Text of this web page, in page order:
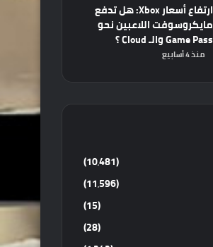
ارتفاع أسعار Xbox: هل تدفع
مايكروسوفت اللاعبين نحو
Game Pass والـ Cloud ؟
منذ 4 أسابيع
(10٬481)
(11٬596)
(15)
(28)